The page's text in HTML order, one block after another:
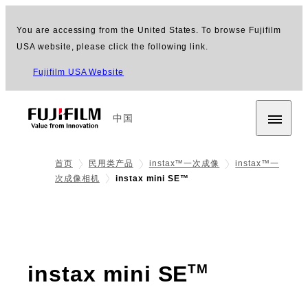
You are accessing from the United States. To browse Fujifilm
USA website, please click the following link.
Fujifilm USA Website
中国
首页 民用类产品 instax™一次成像
instax™一
次成像相机
instax mini SE™
instax mini SETM